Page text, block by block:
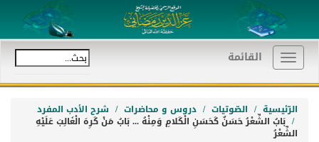
Toggle
navigation
القائمة
الرّئيسية الصّوتيات دروس و محاضرات شرح الأدب المفرد
بَابُ الشِّعْرُ حَسَنٌ كَحَسَنِ الْكَلامِ وَمِنْهُ ... بَابُ مَنْ كَرِهَ الْغَالِبَ عَلَيْهِ
الشِّعْرُ